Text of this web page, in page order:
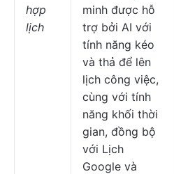
hợp
lịch
minh được hỗ
trợ bởi AI với
tính năng kéo
và thả để lên
lịch công việc,
cùng với tính
năng khối thời
gian, đồng bộ
với Lịch
Google và